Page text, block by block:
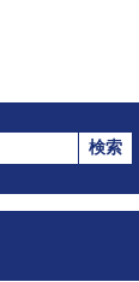
検索